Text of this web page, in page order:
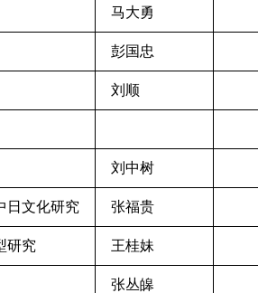
马大勇
彭国忠
刘顺
刘中树
日文化研究 张福贵
研究 王桂妹
张丛皞